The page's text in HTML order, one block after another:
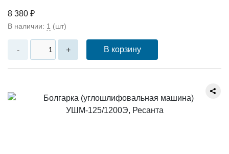
8 380 ₽
В наличии: 1 (шт)
- + В корзину